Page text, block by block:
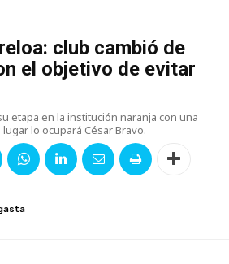
club cambió de
el objetivo de evitar
etapa en la institución naranja con una
lo ocupará César Bravo.